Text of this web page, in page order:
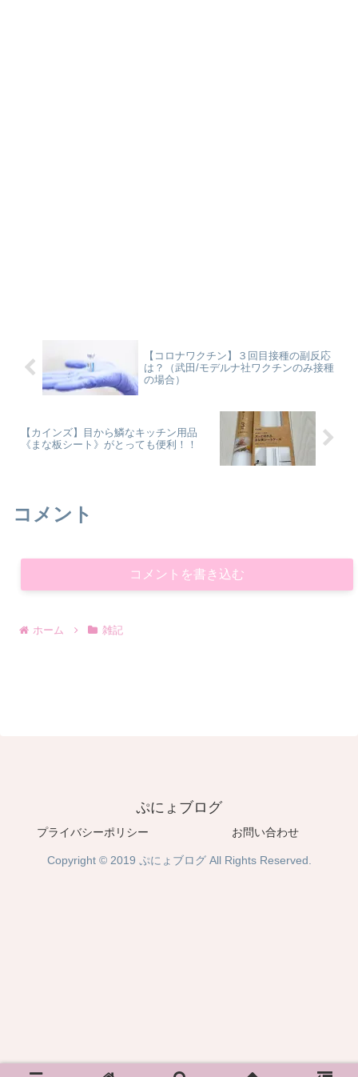
【コロナワクチン】３回目接種の副反応
は？（武田/モデルナ社ワクチンのみ接種
の場合）
【カインズ】目から鱗なキッチン用品
《まな板シート》がとっても便利！！
コメント
コメントを書き込む
ホーム 雑記
ぷにょブログ
プライバシーポリシー お問い合わせ
Copyright © 2019 ぷにょブログ All Rights Reserved.